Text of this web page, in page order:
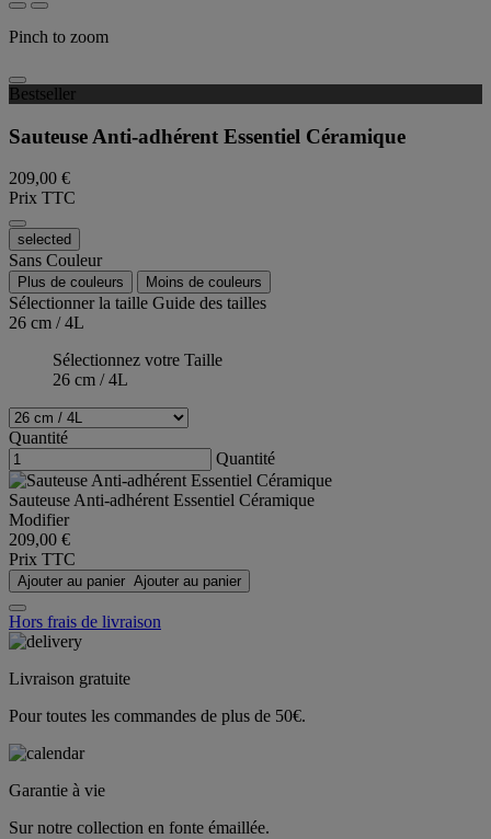
Pinch to zoom
Bestseller
Sauteuse Anti-adhérent Essentiel Céramique
209,00 €
Prix TTC
selected
Sans Couleur
Plus de couleurs Moins de couleurs
Sélectionner la taille Guide des tailles
26 cm / 4L
Sélectionnez votre Taille
26 cm / 4L
Quantité
Quantité
Sauteuse Anti-adhérent Essentiel Céramique
Modifier
209,00 €
Prix TTC
Ajouter au panier Ajouter au panier
Hors frais de livraison
Livraison gratuite
Pour toutes les commandes de plus de 50€.
Garantie à vie
Sur notre collection en fonte émaillée.